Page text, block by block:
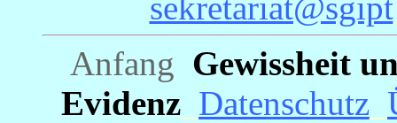
Anfang Gewissheit
Evidenz Datenschutz